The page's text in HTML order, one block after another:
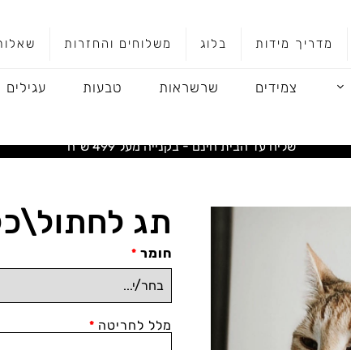
מדריך מידות בלוג משלוחים והחזרות
צמידים שרשראות טבעות עגילים
שליח עד הבית חינם - בקנייה מעל 499 ש"ח
תג
חומר *
מלל לחריטה *